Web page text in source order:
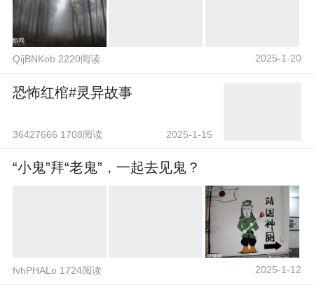
QijBNKob 2220阅读 2025-1-20
恐怖红棺#灵异故事
36427666 1708阅读 2025-1-15
“小鬼”拜“老鬼”，一起去见鬼？
fvhPHALo 1724阅读 2025-1-12